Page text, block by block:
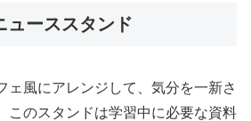
ューススタンド
ェ風にアレンジして、気分を一新さ
このスタンドは学習中に必要な資料